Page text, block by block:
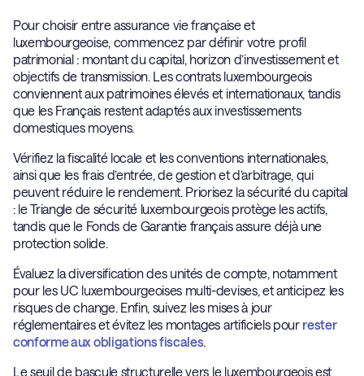
Pour choisir entre assurance vie française et
luxembourgeoise, commencez par définir votre profil
patrimonial : montant du capital, horizon d’investissement et
objectifs de transmission. Les contrats luxembourgeois
conviennent aux patrimoines élevés et internationaux, tandis
que les Français restent adaptés aux investissements
domestiques moyens.
Vérifiez la fiscalité locale et les conventions internationales,
ainsi que les frais d’entrée, de gestion et d’arbitrage, qui
peuvent réduire le rendement. Priorisez la sécurité du capital
: le Triangle de sécurité luxembourgeois protège les actifs,
tandis que le Fonds de Garantie français assure déjà une
protection solide.
Évaluez la diversification des unités de compte, notamment
pour les UC luxembourgeoises multi-devises, et anticipez les
risques de change. Enfin, suivez les mises à jour
réglementaires et évitez les montages artificiels pour rester
conforme aux obligations fiscales.
Le seuil de bascule structurelle vers le luxembourgeois est